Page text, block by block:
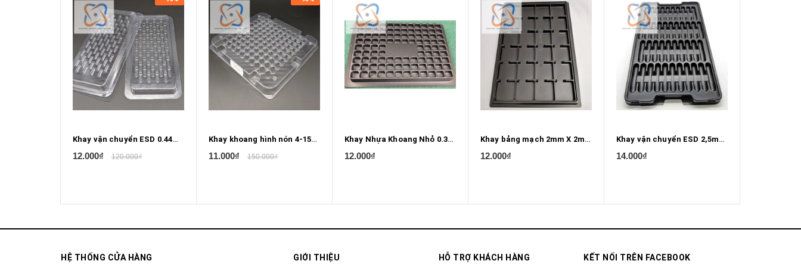
Khay vận chuyển ESD 0.44mm X 0.1mm
12.000₫ 120.000₫
Khay khoang hình nón 4-15/16" x 4-15/16"
11.000₫ 150.000₫
Khay Nhựa Khoang Nhỏ 0.380mm X 0.350mm X 0.275mm
12.000₫
Khay bảng mạch 2mm X 2mm X 0.5mm
12.000₫
Khay vận chuyển ESD 2,5mm X 0.5mm Hình trụ
14.000₫
HỆ THỐNG CỬA HÀNG GIỚI THIỆU HỖ TRỢ KHÁCH HÀNG KẾT NỐI TRÊN FACEBOOK